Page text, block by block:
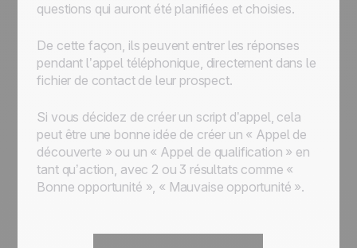
questions qui auront été planifiées et choisies.
De cette façon, ils peuvent entrer les réponses
pendant l’appel téléphonique, directement dans le
fichier de contact de leur prospect.
Si vous décidez de créer un script d’appel, cela
peut être une bonne idée de créer un « Appel de
découverte » ou un « Appel de qualification » en
tant qu’action, avec 2 ou 3 résultats comme «
Bonne opportunité », « Mauvaise opportunité ».